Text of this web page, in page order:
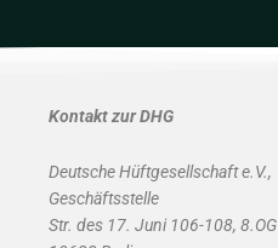
Kontakt zur DHG
Deutsche Hüftgesellschaft e.V.,
Geschäftsstelle
Str. des 17. Juni 106-108, 8.OG